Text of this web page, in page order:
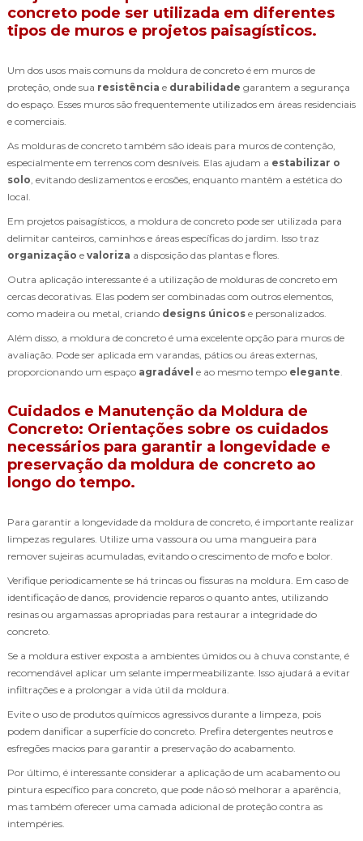
concreto pode ser utilizada em diferentes
tipos de muros e projetos paisagísticos.
Um dos usos mais comuns da moldura de concreto é em muros de
proteção, onde sua resistência e durabilidade garantem a segurança
do espaço. Esses muros são frequentemente utilizados em áreas residenciais
e comerciais.
As molduras de concreto também são ideais para muros de contenção,
especialmente em terrenos com desníveis. Elas ajudam a estabilizar o
solo, evitando deslizamentos e erosões, enquanto mantêm a estética do
local.
Em projetos paisagísticos, a moldura de concreto pode ser utilizada para
delimitar canteiros, caminhos e áreas específicas do jardim. Isso traz
organização e valoriza a disposição das plantas e flores.
Outra aplicação interessante é a utilização de molduras de concreto em
cercas decorativas. Elas podem ser combinadas com outros elementos,
como madeira ou metal, criando designs únicos e personalizados.
Além disso, a moldura de concreto é uma excelente opção para muros de
avaliação. Pode ser aplicada em varandas, pátios ou áreas externas,
proporcionando um espaço agradável e ao mesmo tempo elegante.
Cuidados e Manutenção da Moldura de
Concreto: Orientações sobre os cuidados
necessários para garantir a longevidade e
preservação da moldura de concreto ao
longo do tempo.
Para garantir a longevidade da moldura de concreto, é importante realizar
limpezas regulares. Utilize uma vassoura ou uma mangueira para
remover sujeiras acumuladas, evitando o crescimento de mofo e bolor.
Verifique periodicamente se há trincas ou fissuras na moldura. Em caso de
identificação de danos, providencie reparos o quanto antes, utilizando
resinas ou argamassas apropriadas para restaurar a integridade do
concreto.
Se a moldura estiver exposta a ambientes úmidos ou à chuva constante, é
recomendável aplicar um selante impermeabilizante. Isso ajudará a evitar
infiltrações e a prolongar a vida útil da moldura.
Evite o uso de produtos químicos agressivos durante a limpeza, pois
podem danificar a superfície do concreto. Prefira detergentes neutros e
esfregões macios para garantir a preservação do acabamento.
Por último, é interessante considerar a aplicação de um acabamento ou
pintura específico para concreto, que pode não só melhorar a aparência,
mas também oferecer uma camada adicional de proteção contra as
intempéries.